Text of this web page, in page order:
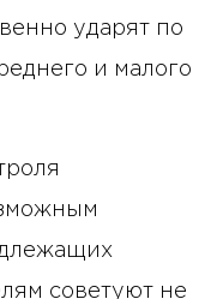
ударят по
и малого
советуют не